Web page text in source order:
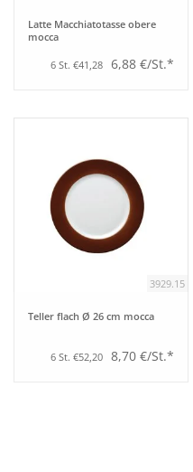
Latte Macchiatotasse obere
mocca
6 St. €41,28 6,88 €/St.*
3929.15
Teller flach Ø 26 cm mocca
6 St. €52,20 8,70 €/St.*